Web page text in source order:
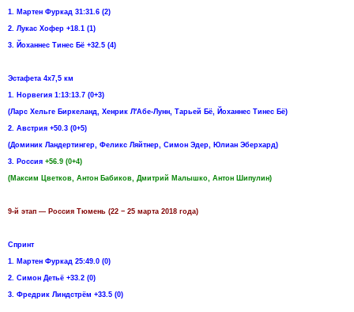
1. Мартен Фуркад 31:31.6 (2)
2. Лукас Хофер +18.1 (1)
3. Йоханнес Тинес Бё +32.5 (4)
Эстафета 4х7,5 км
1. Норвегия 1:13:13.7 (0+3)
(Ларс Хельге Биркеланд, Хенрик Л′Абе-Лунн, Тарьей Бё, Йоханнес Тинес Бё)
2. Австрия +50.3 (0+5)
(Доминик Ландертингер, Феликс Ляйтнер, Симон Эдер, Юлиан Эберхард)
3. Россия +56.9 (0+4)
(Максим Цветков, Антон Бабиков, Дмитрий Малышко, Антон Шипулин)
9-й этап — Россия Тюмень (22 − 25 марта 2018 года)
Спринт
1. Мартен Фуркад 25:49.0 (0)
2. Симон Детьё +33.2 (0)
3. Фредрик Линдстрём +33.5 (0)